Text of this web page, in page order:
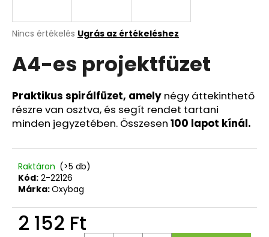
A
átlagos
értékelése
ből
0,0
csillag.
Nincs értékelés Ugrás az értékeléshez
A4-es projektfüzet
Praktikus spirálfüzet, amely négy áttekinthető
részre van osztva, és segít rendet tartani
minden jegyzetében. Összesen 100 lapot kínál.
Raktáron (>5 db)
Kód: 2-22126
Márka:Oxybag
2 152 Ft
A
á
n
l
j
u
k
KULACS
OXY
LIFE
800
OMBRE
FUCHSIA